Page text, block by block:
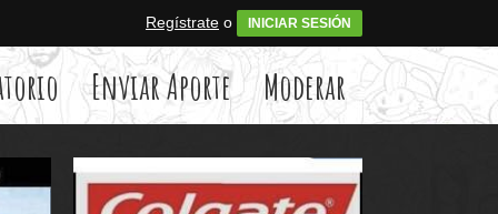
Regístrate o INICIAR SESIÓN
Enviar Aporte Moderar